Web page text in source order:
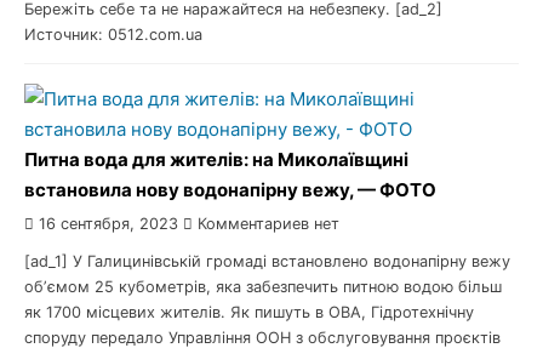
Бережіть себе та не наражайтеся на небезпеку. [ad_2]
Источник: 0512.com.ua
Питна вода для жителів: на Миколаївщині
встановила нову водонапірну вежу, — ФОТО
16 сентября, 2023 Комментариев нет
[ad_1] У Галицинівській громаді встановлено водонапірну вежу
обʼємом 25 кубометрів, яка забезпечить питною водою більш
як 1700 місцевих жителів. Як пишуть в ОВА, Гідротехнічну
споруду передало Управління ООН з обслуговування проєктів